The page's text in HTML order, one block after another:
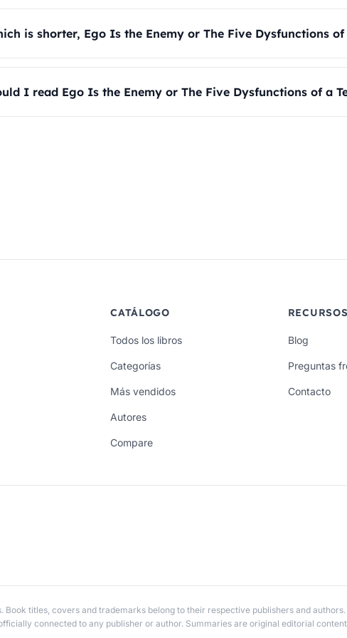
is shorter, Ego Is the Enemy or The Five Dysfunctions of
I read Ego Is the Enemy or The Five Dysfunctions of a
CATÁLOGO
Todos los libros
Categorías
Más vendidos
Autores
Compare
Blog
Preguntas
Contacto
titles, covers and trademarks belong to their respective publishers and authors.
connected to any publisher or author. Summaries are original editorial content